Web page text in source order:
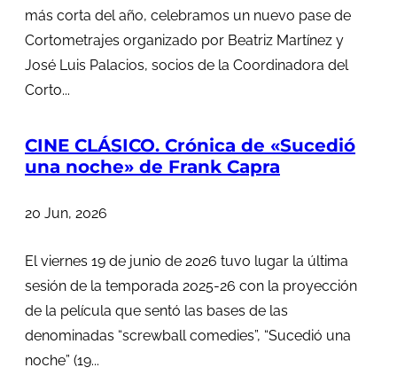
más corta del año, celebramos un nuevo pase de
Cortometrajes organizado por Beatriz Martínez y
José Luis Palacios, socios de la Coordinadora del
Corto...
CINE CLÁSICO. Crónica de «Sucedió
una noche» de Frank Capra
20 Jun, 2026
El viernes 19 de junio de 2026 tuvo lugar la última
sesión de la temporada 2025-26 con la proyección
de la película que sentó las bases de las
denominadas “screwball comedies”, “Sucedió una
noche” (19...